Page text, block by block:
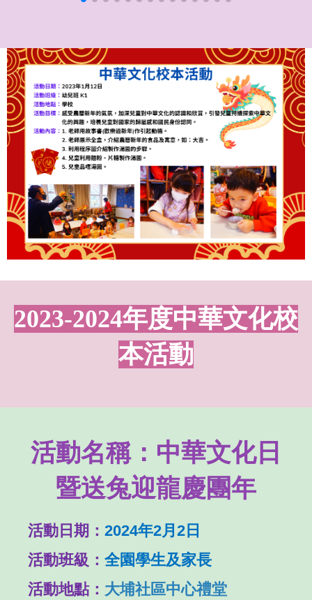
2023-2024年度中華文化校
本活動
活動名稱：中華文化日
暨送兔迎龍慶團年
活動日期： 2024年2月2日
活動班級： 全園學生及家長
活動地點： 大埔社區中心禮堂